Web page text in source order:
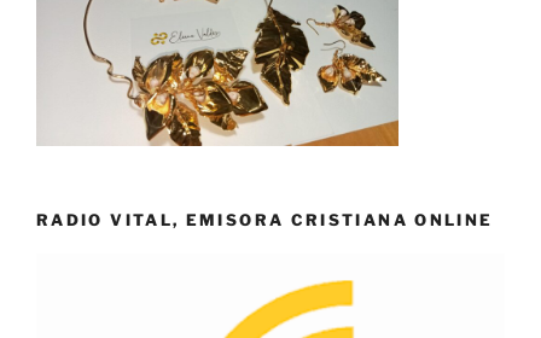
RADIO VITAL, EMISORA CRISTIANA ONLINE